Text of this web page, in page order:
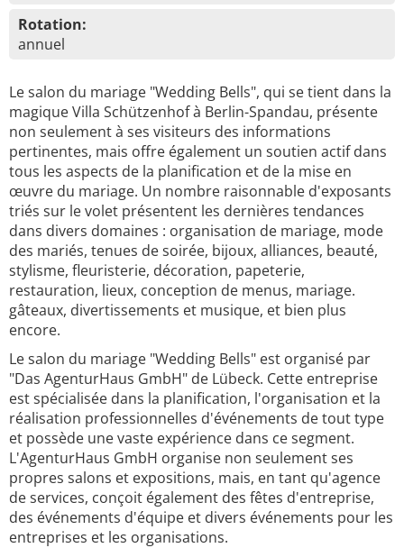
Rotation:
annuel
Le salon du mariage "Wedding Bells", qui se tient dans la
magique Villa Schützenhof à Berlin-Spandau, présente
non seulement à ses visiteurs des informations
pertinentes, mais offre également un soutien actif dans
tous les aspects de la planification et de la mise en
œuvre du mariage. Un nombre raisonnable d'exposants
triés sur le volet présentent les dernières tendances
dans divers domaines : organisation de mariage, mode
des mariés, tenues de soirée, bijoux, alliances, beauté,
stylisme, fleuristerie, décoration, papeterie,
restauration, lieux, conception de menus, mariage.
gâteaux, divertissements et musique, et bien plus
encore.
Le salon du mariage "Wedding Bells" est organisé par
"Das AgenturHaus GmbH" de Lübeck. Cette entreprise
est spécialisée dans la planification, l'organisation et la
réalisation professionnelles d'événements de tout type
et possède une vaste expérience dans ce segment.
L'AgenturHaus GmbH organise non seulement ses
propres salons et expositions, mais, en tant qu'agence
de services, conçoit également des fêtes d'entreprise,
des événements d'équipe et divers événements pour les
entreprises et les organisations.